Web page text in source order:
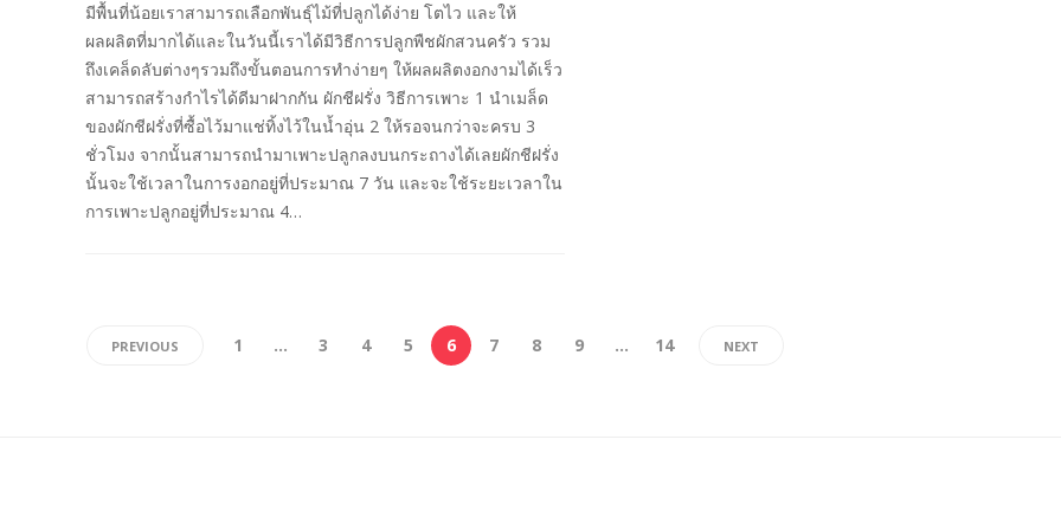
มีพื้นที่น้อยเราสามารถเลือกพันธุ์ไม้ที่ปลูกได้ง่าย โตไว และให้
ผลผลิตที่มากได้และในวันนี้เราได้มีวิธีการปลูกพืชผักสวนครัว รวม
ถึงเคล็ดลับต่างๆรวมถึงขั้นตอนการทำง่ายๆ ให้ผลผลิตงอกงามได้เร็ว
สามารถสร้างกำไรได้ดีมาฝากกัน ผักชีฝรั่ง วิธีการเพาะ 1 นำเมล็ด
ของผักชีฝรั่งที่ซื้อไว้มาแช่ทิ้งไว้ในน้ำอุ่น 2 ให้รอจนกว่าจะครบ 3
ชั่วโมง จากนั้นสามารถนำมาเพาะปลูกลงบนกระถางได้เลยผักชีฝรั่ง
นั้นจะใช้เวลาในการงอกอยู่ที่ประมาณ 7 วัน และจะใช้ระยะเวลาใน
การเพาะปลูกอยู่ที่ประมาณ 4…
PREVIOUS 1 … 3 4 5 6 7 8 9 … 14 NEXT